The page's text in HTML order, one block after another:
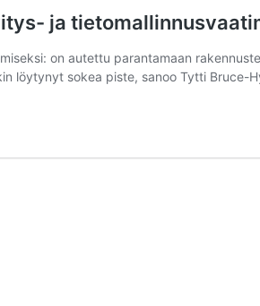
ja
on autettu parantamaan
löytynyt sokea piste, sanoo Tytti Bruce-